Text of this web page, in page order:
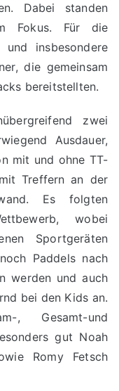
Dabei standen
Fokus. Für die
insbesondere
die gemeinsam
bereitstellten.
zwei
Ausdauer,
mit und ohne TT-
Treffern an der
Es folgten
wobei
Sportgeräten
Paddels nach
werden und auch
bei den Kids an.
, Gesamt-und
gut Noah
Romy Fetsch